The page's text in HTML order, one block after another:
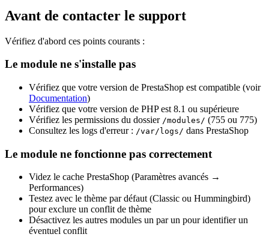
Avant de contacter le support
Vérifiez d'abord ces points courants :
Le module ne s'installe pas
Vérifiez que votre version de PrestaShop est compatible (voir
Documentation)
Vérifiez que votre version de PHP est 8.1 ou supérieure
Vérifiez les permissions du dossier /modules/ (755 ou 775)
Consultez les logs d'erreur : /var/logs/ dans PrestaShop
Le module ne fonctionne pas correctement
Videz le cache PrestaShop (Paramètres avancés →
Performances)
Testez avec le thème par défaut (Classic ou Hummingbird)
pour exclure un conflit de thème
Désactivez les autres modules un par un pour identifier un
éventuel conflit